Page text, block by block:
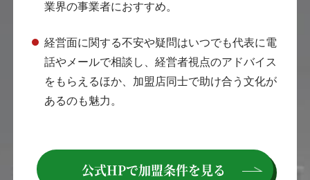
業界の事業者におすすめ。
経営面に関する不安や疑問はいつでも代表に電
話やメールで相談し、経営者視点のアドバイス
をもらえるほか、加盟店同士で助け合う文化が
あるのも魅力。
公式HPで加盟条件を見る